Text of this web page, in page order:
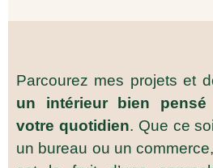
Parcourez mes projets et
un intérieur bien pensé
votre quotidien. Que ce
un bureau ou un